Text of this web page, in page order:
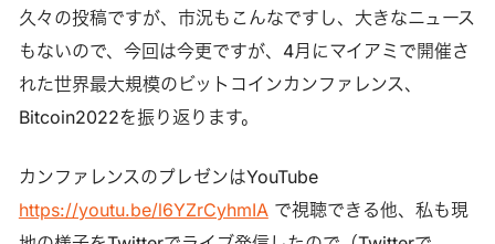
久々の投稿ですが、市況もこんなですし、大きなニュース
もないので、今回は今更ですが、4月にマイアミで開催さ
れた世界最大規模のビットコインカンファレンス、
Bitcoin2022を振り返ります。
カンファレンスのプレゼンはYouTube
https://youtu.be/l6YZrCyhmIA で視聴できる他、私も現